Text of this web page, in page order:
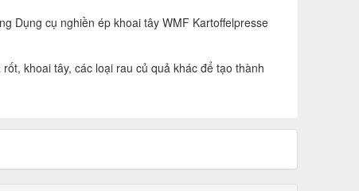
Dụng cụ nghiền ép khoai tây WMF Kartoffelpresse
khoai tây, các loại rau củ quả khác để tạo thành